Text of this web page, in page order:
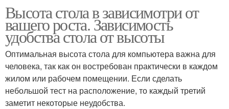
Высота стола в зависимотри от
вашего роста. Зависимость
удобства стола от высоты
Оптимальная высота стола для компьютера важна для
человека, так как он востребован практически в каждом
жилом или рабочем помещении. Если сделать
небольшой тест на расположение, то каждый третий
заметит некоторые неудобства.